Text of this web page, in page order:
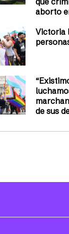
aborto
Victoria
de sus